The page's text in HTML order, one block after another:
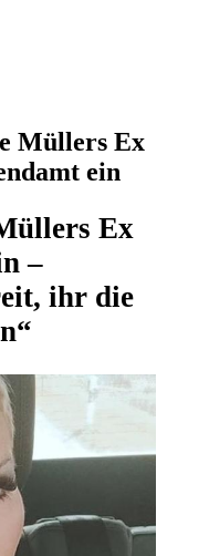
Müllers Ex
ein
Ex
–
ihr die